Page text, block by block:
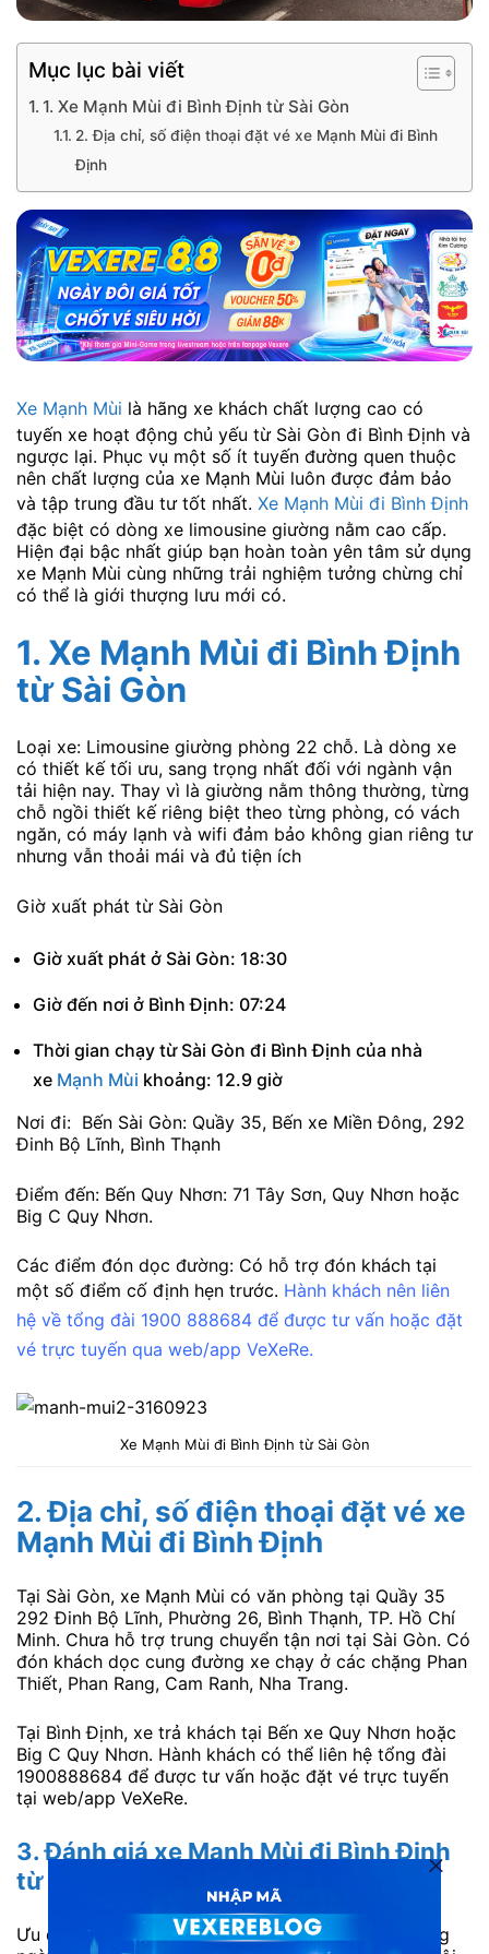
Mục lục bài viết
1. Xe Mạnh Mùi đi Bình Định từ Sài Gòn
2. Địa chỉ, số điện thoại đặt vé xe Mạnh Mùi đi Bình
Định
Xe Mạnh Mùi là hãng xe khách chất lượng cao có
tuyến xe hoạt động chủ yếu từ Sài Gòn đi Bình Định và
ngược lại. Phục vụ một số ít tuyến đường quen thuộc
nên chất lượng của xe Mạnh Mùi luôn được đảm bảo
và tập trung đầu tư tốt nhất. Xe Mạnh Mùi đi Bình Định
đặc biệt có dòng xe limousine giường nằm cao cấp.
Hiện đại bậc nhất giúp bạn hoàn toàn yên tâm sử dụng
xe Mạnh Mùi cùng những trải nghiệm tưởng chừng chỉ
có thể là giới thượng lưu mới có.
1. Xe Mạnh Mùi đi Bình Định
từ Sài Gòn
Loại xe: Limousine giường phòng 22 chỗ. Là dòng xe
có thiết kế tối ưu, sang trọng nhất đối với ngành vận
tải hiện nay. Thay vì là giường nằm thông thường, từng
chỗ ngồi thiết kế riêng biệt theo từng phòng, có vách
ngăn, có máy lạnh và wifi đảm bảo không gian riêng tư
nhưng vẫn thoải mái và đủ tiện ích
Giờ xuất phát từ Sài Gòn
Giờ xuất phát ở Sài Gòn: 18:30
Giờ đến nơi ở Bình Định: 07:24
Thời gian chạy từ Sài Gòn đi Bình Định của nhà
xe Mạnh Mùi khoảng: 12.9 giờ
Nơi đi: Bến Sài Gòn: Quầy 35, Bến xe Miền Đông, 292
Đinh Bộ Lĩnh, Bình Thạnh
Điểm đến: Bến Quy Nhơn: 71 Tây Sơn, Quy Nhơn hoặc
Big C Quy Nhơn.
Các điểm đón dọc đường: Có hỗ trợ đón khách tại
một số điểm cố định hẹn trước. Hành khách nên liên
hệ về tổng đài 1900 888684 để được tư vấn hoặc đặt
vé trực tuyến qua web/app VeXeRe.
Xe Mạnh Mùi đi Bình Định từ Sài Gòn
2. Địa chỉ, số điện thoại đặt vé xe
Mạnh Mùi đi Bình Định
Tại Sài Gòn, xe Mạnh Mùi có văn phòng tại Quầy 35
292 Đinh Bộ Lĩnh, Phường 26, Bình Thạnh, TP. Hồ Chí
Minh. Chưa hỗ trợ trung chuyển tận nơi tại Sài Gòn. Có
đón khách dọc cung đường xe chạy ở các chặng Phan
Thiết, Phan Rang, Cam Ranh, Nha Trang.
Tại Bình Định, xe trả khách tại Bến xe Quy Nhơn hoặc
Big C Quy Nhơn. Hành khách có thể liên hệ tổng đài
1900888684 để được tư vấn hoặc đặt vé trực tuyến
tại web/app VeXeRe.
3. Đánh giá xe Mạnh Mùi đi Bình Định
từ khách hàng
Ưu điểm: Xe xuất phát đúng khung giờ cố định hằng